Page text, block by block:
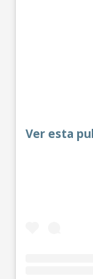
Ver esta